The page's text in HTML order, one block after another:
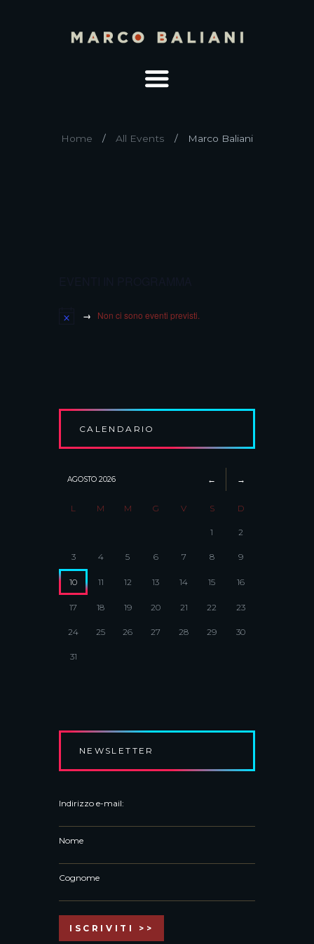
Home All Events Marco Baliani
Non ci sono eventi previsti.
CALENDARIO
AGOSTO 2026
L M M G V S D
1 2
3 4 5 6 7 8 9
10 11 12 13 14 15 16
17 18 19 20 21 22 23
24 25 26 27 28 29 30
31
NEWSLETTER
Indirizzo e-mail:
Nome
Cognome